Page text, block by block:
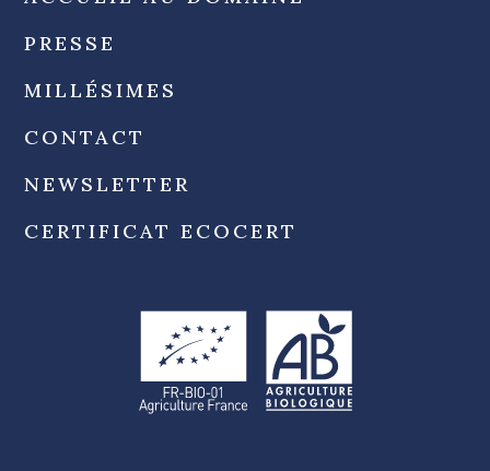
PRESSE
MILLÉSIMES
CONTACT
NEWSLETTER
CERTIFICAT ECOCERT